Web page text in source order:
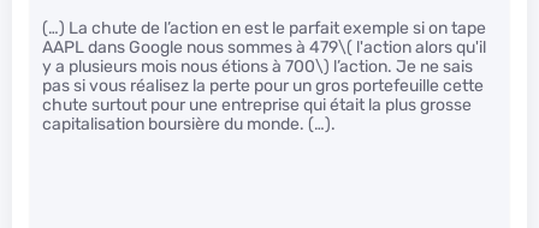
(…) La chute de l’action en est le parfait exemple si on tape
AAPL dans Google nous sommes à 479\( l'action alors qu'il
y a plusieurs mois nous étions à 700\) l’action. Je ne sais
pas si vous réalisez la perte pour un gros portefeuille cette
chute surtout pour une entreprise qui était la plus grosse
capitalisation boursière du monde. (…).